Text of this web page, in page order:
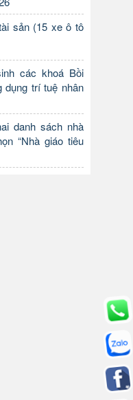
sản (15 xe ô tô
các khoá Bồi
dụng trí tuệ nhân
danh sách nhà
“Nhà giáo tiêu